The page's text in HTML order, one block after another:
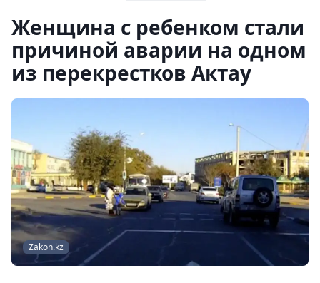
Женщина с ребенком стали
причиной аварии на одном
из перекрестков Актау
Zakon.kz